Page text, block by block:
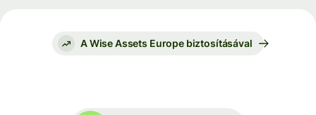
A Wise Assets Europe biztosításával